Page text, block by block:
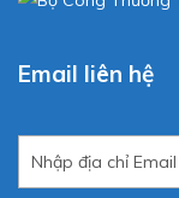
Email liên hệ